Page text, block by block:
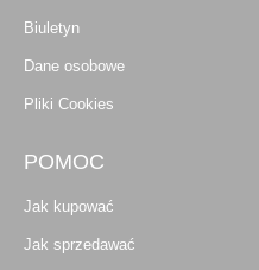
Biuletyn
Dane osobowe
Pliki Cookies
POMOC
Jak kupować
Jak sprzedawać